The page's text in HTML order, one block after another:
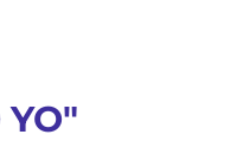
YO"